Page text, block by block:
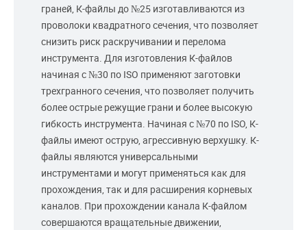
граней, К-файлы до №25 изготавливаются из
проволоки квадратного сечения, что позволяет
снизить риск раскручивании и перелома
инструмента. Для изготовления К-файлов
начиная с №30 по ISO применяют заготовки
трехгранного сечения, что позволяет получить
более острые режущие грани и более высокую
гибкость инструмента. Начиная с №70 по ISO, К-
файлы имеют острую, агрессивную верхушку. К-
файлы являются универсальными
инструментами и могут применяться как для
прохождения, так и для расширения корневых
каналов. При прохождении канала К-файлом
совершаются вращательные движении,